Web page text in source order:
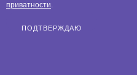
приватности.
ПОДТВЕРЖДАЮ